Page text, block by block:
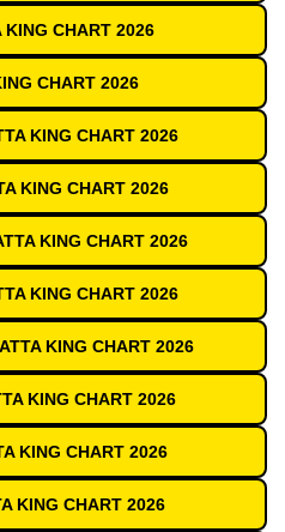
KING CHART 2026
CHART 2026
KING CHART 2026
KING CHART 2026
KING CHART 2026
KING CHART 2026
KING CHART 2026
KING CHART 2026
KING CHART 2026
KING CHART 2026